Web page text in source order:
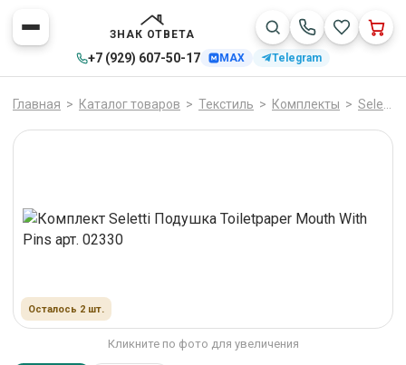
ЗНАК ОТВЕТА
+7 (929) 607-50-17 MAX Telegram
Главная > Каталог товаров > Текстиль > Комплекты > Seletti
Осталось 2 шт.
Кликните по фото для увеличения